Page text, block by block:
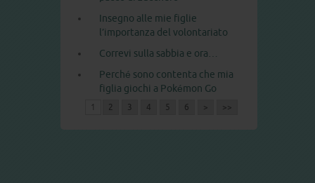
Insegno alle mie figlie
l’importanza del volontariato
Correvi sulla sabbia e ora…
Perché sono contenta che mia
figlia giochi a Pokémon Go
1 2 3 4 5 6 > >>